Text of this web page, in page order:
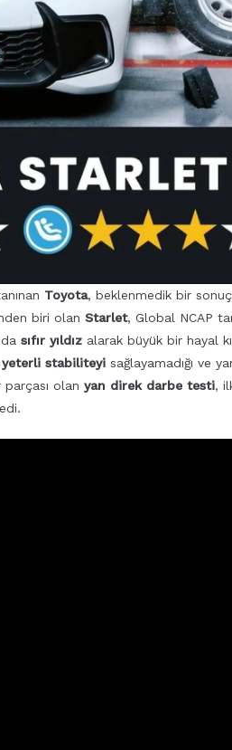
Toyota, beklenmedik bir
biri olan Starlet, Global NCAP
sıfır yıldız alarak büyük bir hayal
yeterli stabiliteyi sağlayamadığı ve
olan yan direk darbe testi,